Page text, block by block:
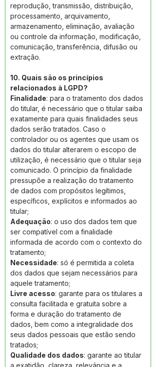
reprodução, transmissão, distribuição,
processamento, arquivamento,
armazenamento, eliminação, avaliação
ou controle da informação, modificação,
comunicação, transferência, difusão ou
extração.
10. Quais são os princípios
relacionados à LGPD?
Finalidade: para o tratamento dos dados
do titular, é necessário que o titular saiba
exatamente para quais finalidades seus
dados serão tratados. Caso o
controlador ou os agentes que usam os
dados do titular alterarem o escopo de
utilização, é necessário que o titular seja
comunicado. O princípio da finalidade
pressupõe a realização do tratamento
de dados com propósitos legítimos,
específicos, explícitos e informados ao
titular;
Adequação: o uso dos dados tem que
ser compatível com a finalidade
informada de acordo com o contexto do
tratamento;
Necessidade: só é permitida a coleta
dos dados que sejam necessários para
aquele tratamento;
Livre acesso: garante para os titulares a
consulta facilitada e gratuita sobre a
forma e duração do tratamento de
dados, bem como a integralidade dos
seus dados pessoais que estão sendo
tratados;
Qualidade dos dados: garante ao titular
a exatidão, clareza, relevância e a